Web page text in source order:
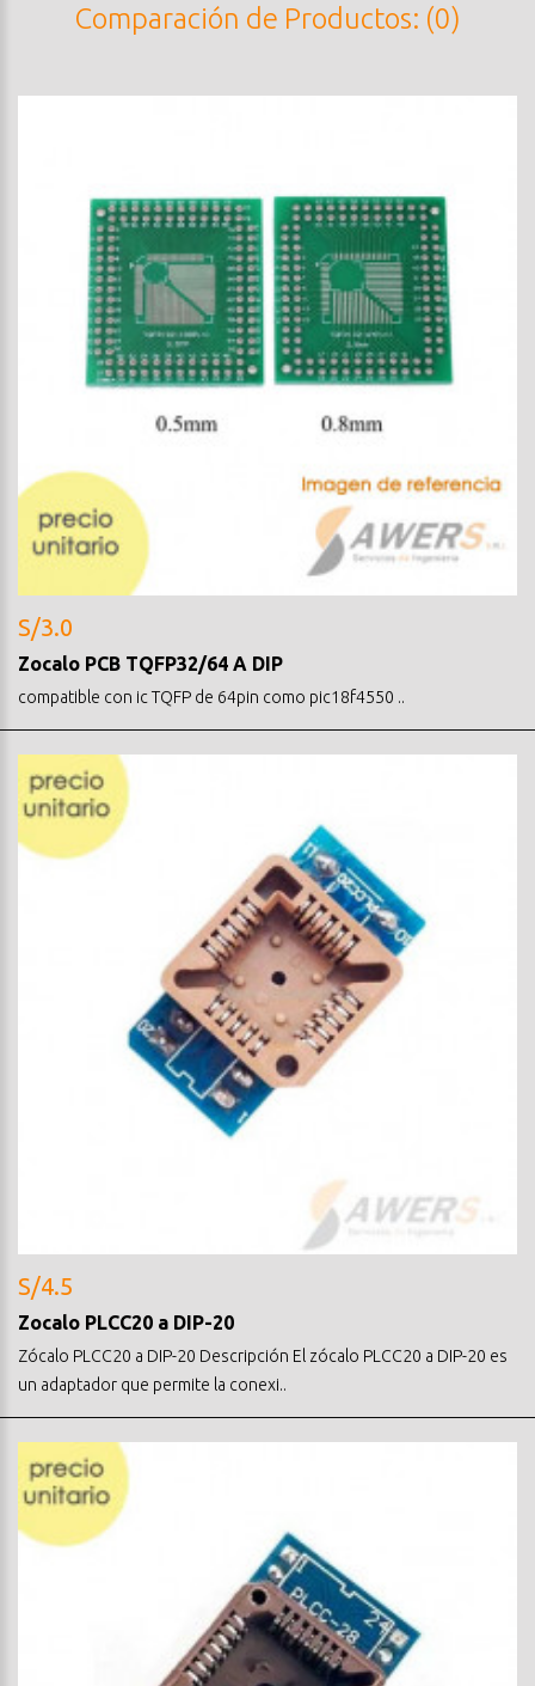
Comparación de Productos: (0)
S/3.0
Zocalo PCB TQFP32/64 A DIP
compatible con ic TQFP de 64pin como pic18f4550 ..
S/4.5
Zocalo PLCC20 a DIP-20
Zócalo PLCC20 a DIP-20 Descripción El zócalo PLCC20 a DIP-20 es
un adaptador que permite la conexi..